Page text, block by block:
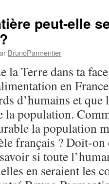
peut-elle
BrunoParmentier
la Terre dans ta
en
d’humains et que
la population.
la population
français ? Doit-on
si toute
en seraient les